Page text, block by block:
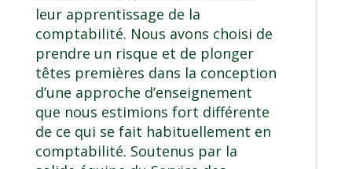
leur apprentissage de la
comptabilité. Nous avons choisi de
prendre un risque et de plonger
têtes premières dans la conception
d’une approche d’enseignement
que nous estimions fort différente
de ce qui se fait habituellement en
comptabilité. Soutenus par la